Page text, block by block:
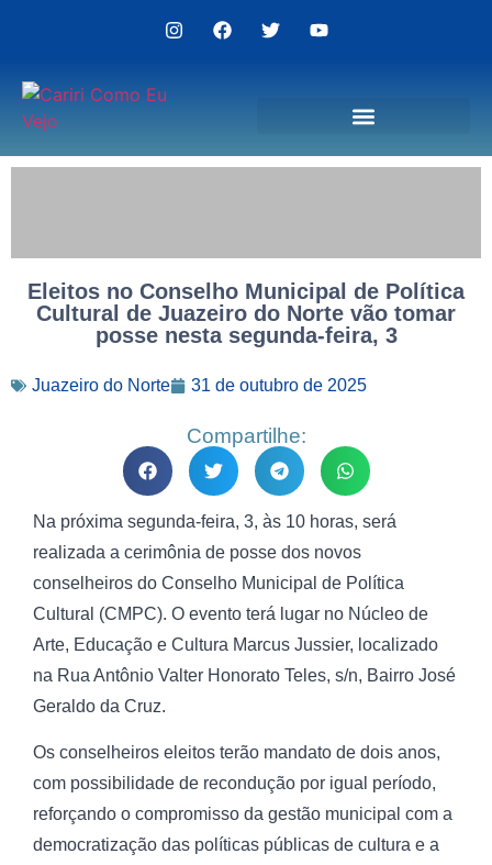
Eleitos no Conselho Municipal de Política
Cultural de Juazeiro do Norte vão tomar
posse nesta segunda-feira, 3
Juazeiro do Norte 31 de outubro de 2025
Compartilhe:
Na próxima segunda-feira, 3, às 10 horas, será
realizada a cerimônia de posse dos novos
conselheiros do Conselho Municipal de Política
Cultural (CMPC). O evento terá lugar no Núcleo de
Arte, Educação e Cultura Marcus Jussier, localizado
na Rua Antônio Valter Honorato Teles, s/n, Bairro José
Geraldo da Cruz.
Os conselheiros eleitos terão mandato de dois anos,
com possibilidade de recondução por igual período,
reforçando o compromisso da gestão municipal com a
democratização das políticas públicas de cultura e a